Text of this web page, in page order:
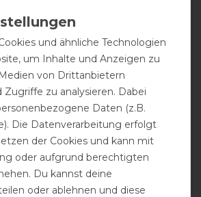
5/5
product experience
from 7 customer reviews
100%
0%
0%
und ähnliche Technologien
um Inhalte und Anzeigen zu
von Drittanbietern
Zugriffe zu analysieren. Dabei
Daten (z.B.
Die Datenverarbeitung erfolgt
der Cookies und kann mit
oder aufgrund berechtigten
Du kannst deine
oder ablehnen und diese